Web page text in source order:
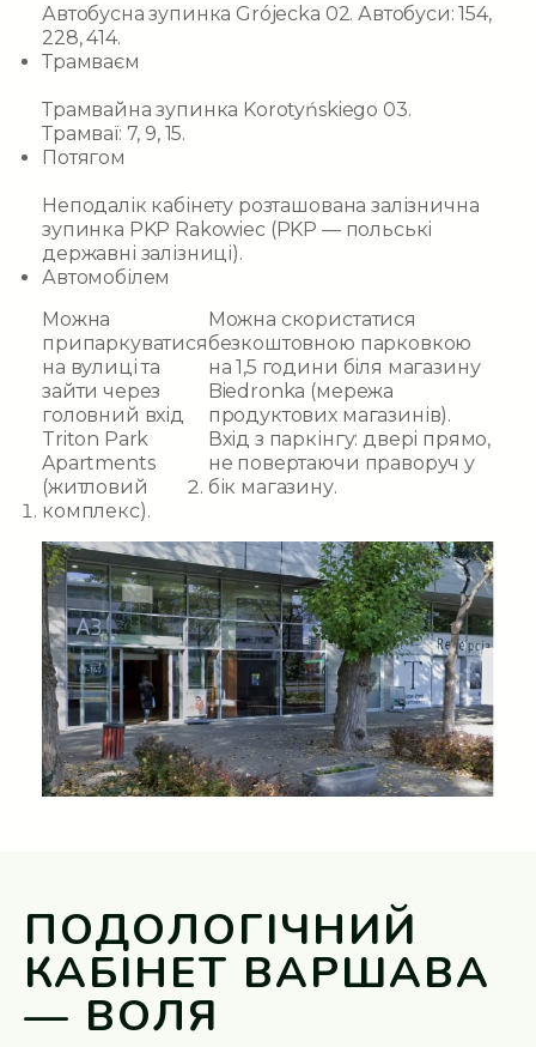
Автобусна зупинка Grójecka 02. Автобуси: 154,
228, 414.
Трамваєм
Трамвайна зупинка Korotyńskiego 03.
Трамваї: 7, 9, 15.
Потягом
Неподалік кабінету розташована залізнична
зупинка PKP Rakowiec(PKP — польські
державні залізниці).
Автомобілем
Можна
припаркуватися
на вулиці та
зайти через
головний вхід
Triton Park
Apartments
(житловий
комплекс).
Можна скористатися
безкоштовною парковкою
на 1,5 години біля магазину
Biedronka (мережа
продуктових магазинів).
Вхід з паркінгу: двері прямо,
не повертаючи праворуч у
бік магазину.
ПОДОЛОГІЧНИЙ
КАБІНЕТ ВАРШАВА
— ВОЛЯ